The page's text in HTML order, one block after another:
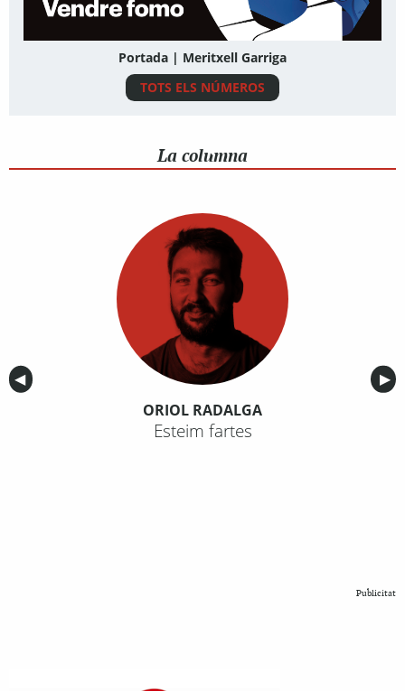
Portada | Meritxell Garriga
TOTS ELS NÚMEROS
La columna
Anterior
◀︎ ▶︎
ORIOL RADALGA
Esteim fartes
Publicitat